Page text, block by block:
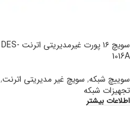
سویچ ۱۶ پورت غیرمدیریتی اترنت DES-
1016A
سوییچ شبکه, سویچ غیر مدیریتی اترنت,
تجهیزات شبکه
اطلاعات بیشتر